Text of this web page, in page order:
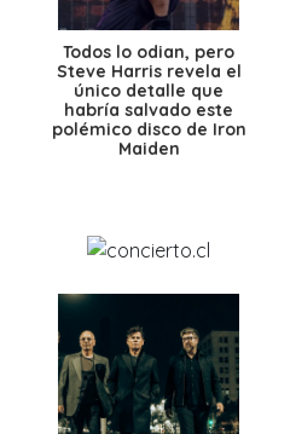
Todos lo odian, pero
Steve Harris revela el
único detalle que
habría salvado este
polémico disco de Iron
Maiden